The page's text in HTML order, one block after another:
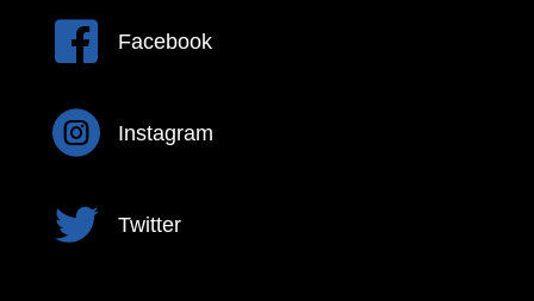
FacebookFacebook
InstagramInstagram
Twitter Twitter